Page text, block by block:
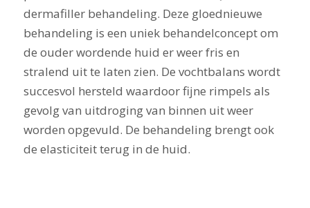
dermafiller behandeling. Deze gloednieuwe
behandeling is een uniek behandelconcept om
de ouder wordende huid er weer fris en
stralend uit te laten zien. De vochtbalans wordt
succesvol hersteld waardoor fijne rimpels als
gevolg van uitdroging van binnen uit weer
worden opgevuld. De behandeling brengt ook
de elasticiteit terug in de huid.